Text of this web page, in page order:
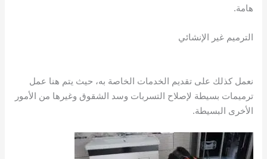
هامة.
الترميم غير الإنشائي
نعمل كذلك على تقديم الخدمات الخاصة به، حيث يتم هنا عمل
ترميمات بسيطة لإصلاح التسربات وسد الشقوق وغيرها من الأمور
الأخرى البسيطة.